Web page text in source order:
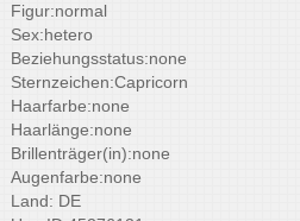
Figur:normal
Sex:hetero
Beziehungsstatus:none
Sternzeichen:Capricorn
Haarfarbe:none
Haarlänge:none
Brillenträger(in):none
Augenfarbe:none
Land: DE